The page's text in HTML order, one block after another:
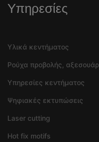
Υπηρεσίες
Υλικά κεντήματος
Ρούχα προβολής, αξεσουάρ
Υπηρεσίες κεντήματος
Ψηφιακές εκτυπώσεις
Laser cutting
Hot fix motifs